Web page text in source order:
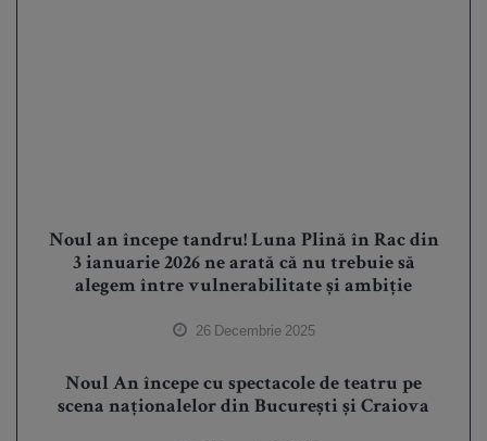
Noul an începe tandru! Luna Plină în Rac din
3 ianuarie 2026 ne arată că nu trebuie să
alegem între vulnerabilitate și ambiție
26 Decembrie 2025
Noul An începe cu spectacole de teatru pe
scena naționalelor din București și Craiova